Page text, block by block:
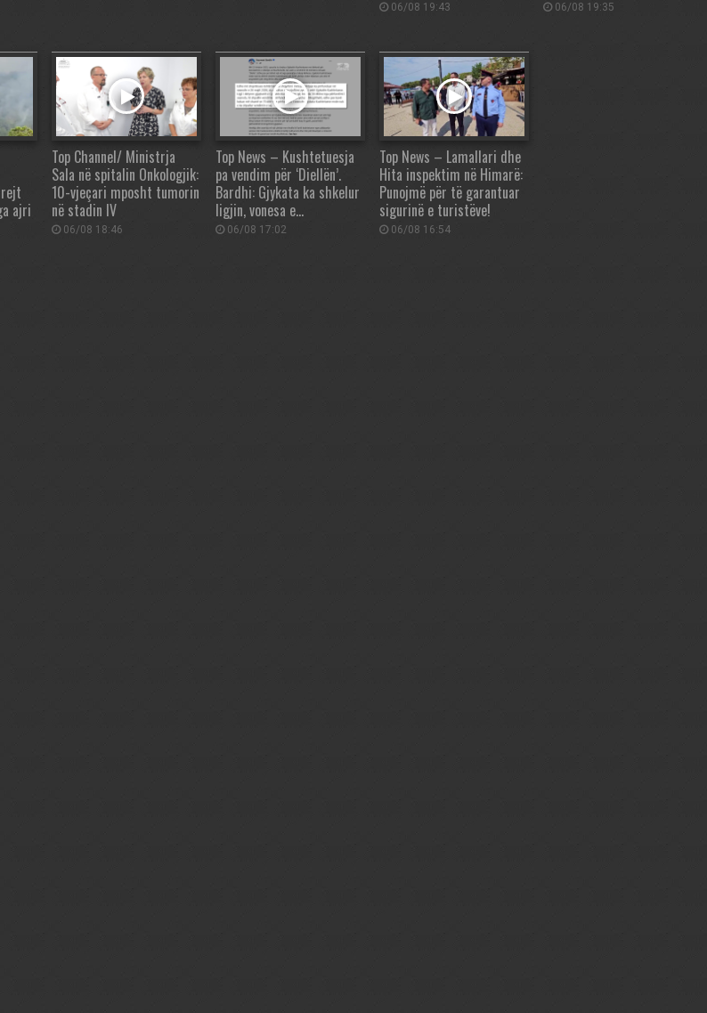
06/08 19:43 06/08 19:35
ajri
Top Channel/ Ministrja
Sala në spitalin Onkologjik:
10-vjeçari mposht tumorin
në stadin IV
06/08 18:46
Top News – Kushtetuesja
pa vendim për ‘Diellën’.
Bardhi: Gjykata ka shkelur
ligjin, vonesa e…
06/08 17:02
Top News – Lamallari dhe
Hita inspektim në Himarë:
Punojmë për të garantuar
sigurinë e turistëve!
06/08 16:54